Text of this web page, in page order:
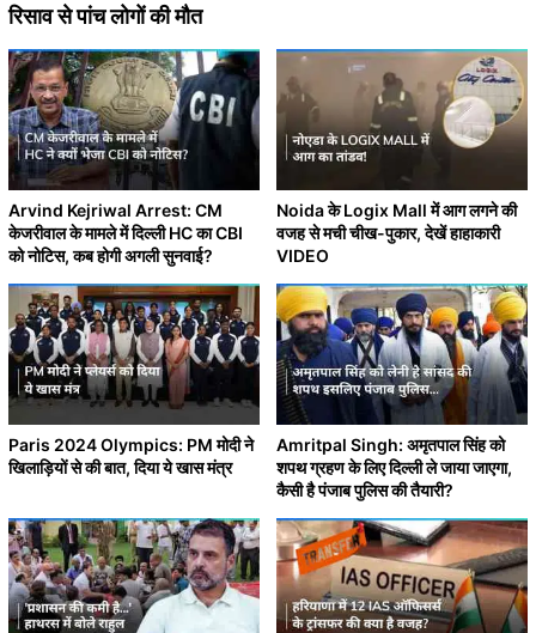
रिसाव से पांच लोगों की मौत
Arvind Kejriwal Arrest: CM
केजरीवाल के मामले में दिल्ली HC का CBI
को नोटिस, कब होगी अगली सुनवाई?
Noida के Logix Mall में आग लगने की
वजह से मची चीख-पुकार, देखें हाहाकारी
VIDEO
Paris 2024 Olympics: PM मोदी ने
खिलाड़ियों से की बात, दिया ये खास मंत्र
Amritpal Singh: अमृतपाल सिंह को
शपथ ग्रहण के लिए दिल्ली ले जाया जाएगा,
कैसी है पंजाब पुलिस की तैयारी?